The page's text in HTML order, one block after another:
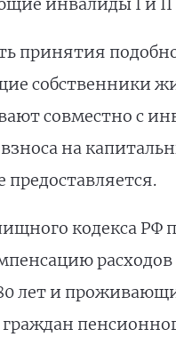
принятия
собственники
совместно с
нa
кодекса
лет и